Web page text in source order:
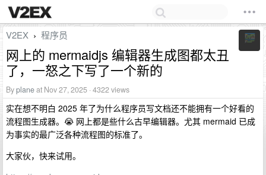
V2EX › 程序员
网上的 mermaidjs 编辑器生成图都太丑
了，一怒之下写了一个新的
Byplaneat Nov 27, 2025 · 4322 views
实在想不明白 2025 年了为什么程序员写文档还不能拥有一个好看的
流程图生成器。😭 网上都是些什么古早编辑器。尤其 mermaid 已成
为事实的最广泛各种流程图的标准了。
大家伙，快来试用。